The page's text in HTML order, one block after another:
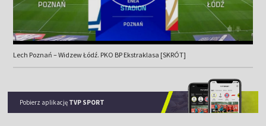
Lech Poznań – Widzew Łódź. PKO BP Ekstraklasa [SKRÓT]
Pobierz aplikację TVP SPORT